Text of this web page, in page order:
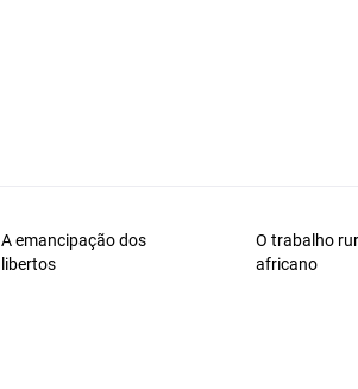
A emancipação dos
libertos
O trabalho
africano